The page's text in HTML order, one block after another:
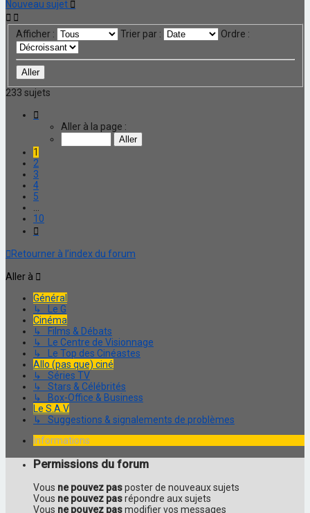
Nouveau sujet
Afficher : Trier par : Ordre :
233 sujets
10
Aller à la page :
1
2
3
4
5
10
Retourner à l’index du forum
Aller à
Général
↳ Le G
Cinéma
↳ Films & Débats
↳ Le Centre de Visionnage
↳ Le Top des Cinéastes
Allo (pas que) ciné
↳ Séries TV
↳ Stars & Célébrités
↳ Box-Office & Business
Le S.A.V
↳ Suggestions & signalements de problèmes
Informations
Permissions du forum
Vous ne pouvez pasposter de nouveaux sujets
Vous ne pouvez pasrépondre aux sujets
Vous ne pouvez pasmodifier vos messages